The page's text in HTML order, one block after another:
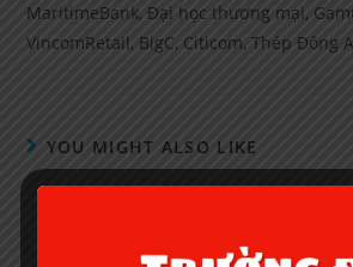
MaritimeBank, Đại học thương mại,
VincomRetail, BigC, Citicom, Thép Đông
YOU MIGHT ALSO LIKE
February 4, 2021